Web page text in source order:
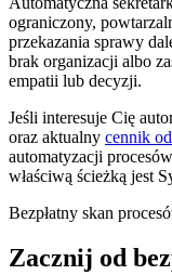
ograniczony,
przekazania sprawy
brak organizacji albo
empatii lub decyzji.
Jeśli interesuje Cię
oraz aktualny cennik
automatyzacji
właściwą ścieżką jest
Bezpłatny skan
Zacznij od